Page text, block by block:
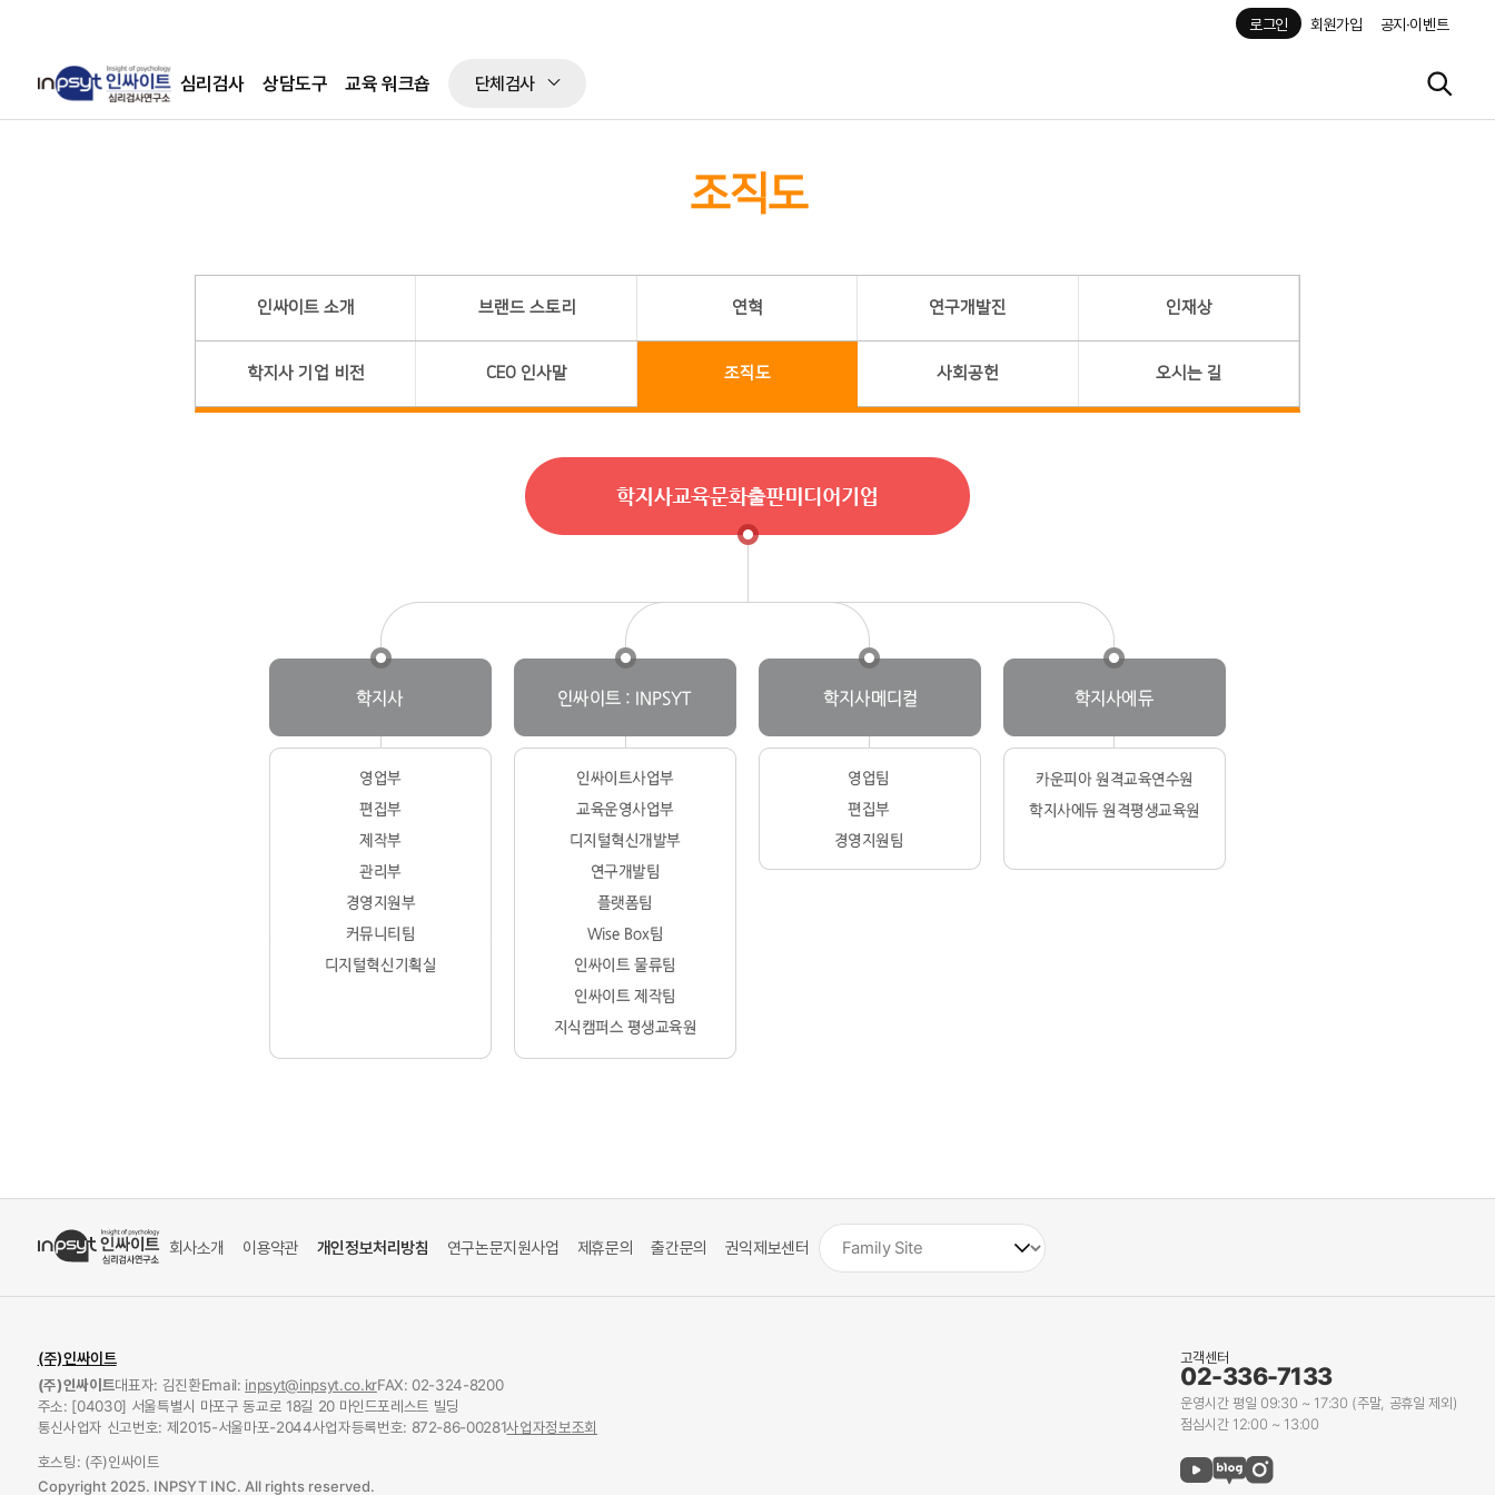
심리검사 상담도구 교육 워크숍 단체검사
로그인 회원가입 공지·이벤트
조직도
인싸이트 소개 브랜드 스토리 연혁 연구개발진 인재상
학지사 기업 비전 CEO 인사말 조직도 사회공헌 오시는 길
회사소개 이용약관 개인정보처리방침 연구논문지원사업 제휴문의 출간문의 권익제보센터
(주)인싸이트
(주)인싸이트대표자: 김진환Email: inpsyt@inpsyt.co.krFAX: 02-324-8200
주소: [04030] 서울특별시 마포구 동교로 18길 20 마인드포레스트 빌딩
통신사업자 신고번호: 제2015-서울마포-2044사업자등록번호: 872-86-00281사업자정보조회
호스팅: (주)인싸이트
Copyright 2025. INPSYT INC. All rights reserved.
고객센터
02-336-7133
운영시간 평일 09:30 ~ 17:30 (주말, 공휴일 제외)
점심시간 12:00 ~ 13:00